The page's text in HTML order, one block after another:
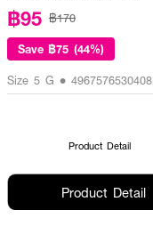
฿95 ฿170
Save ฿75 (44%)
Size 5 G • 4967576530408
Product Detail
Product Detail